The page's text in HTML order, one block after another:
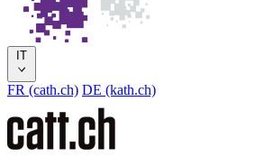
IT
FR (cath.ch) DE (kath.ch)